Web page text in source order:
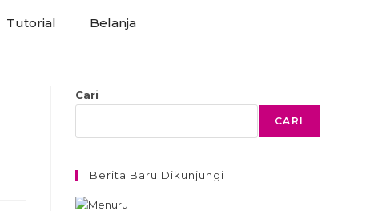
Tutorial Belanja
Cari
CARI
Berita Baru Dikunjungi